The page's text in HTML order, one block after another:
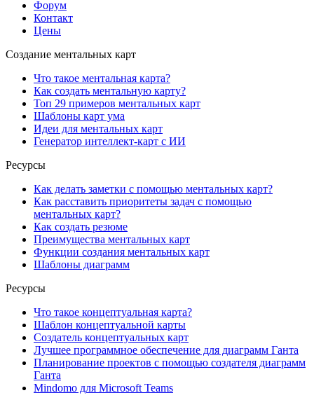
Форум
Контакт
Цены
Создание ментальных карт
Что такое ментальная карта?
Как создать ментальную карту?
Топ 29 примеров ментальных карт
Шаблоны карт ума
Идеи для ментальных карт
Генератор интеллект-карт с ИИ
Ресурсы
Как делать заметки с помощью ментальных карт?
Как расставить приоритеты задач с помощью
ментальных карт?
Как создать резюме
Преимущества ментальных карт
Функции создания ментальных карт
Шаблоны диаграмм
Ресурсы
Что такое концептуальная карта?
Шаблон концептуальной карты
Создатель концептуальных карт
Лучшее программное обеспечение для диаграмм Ганта
Планирование проектов с помощью создателя диаграмм
Ганта
Mindomo для Microsoft Teams